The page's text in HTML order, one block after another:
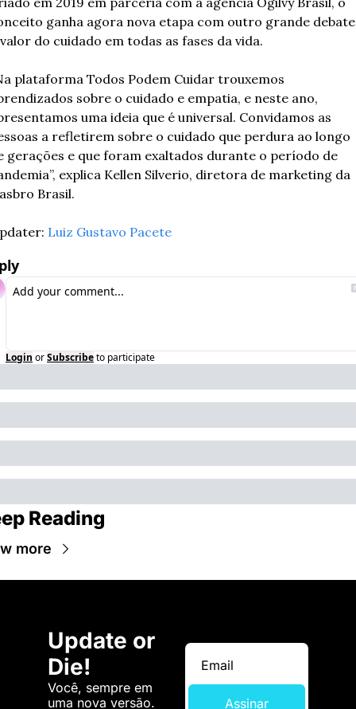
ganha agora nova etapa com outro grande
do cuidado em todas as fases da vida.
plataforma Todos Podem Cuidar trouxemos
sobre o cuidado e empatia, e neste ano,
uma ideia que é universal. Convidamos as
a refletirem sobre o cuidado que perdura ao longo
gerações e que foram exaltados durante o período de
explica Kellen Silverio, diretora de marketing da
Brasil.
Luiz Gustavo Pacete
Login orSubscribeto participate
Reading
more
Update or
Die!
Você, sempre em
uma nova versão.
Assinar